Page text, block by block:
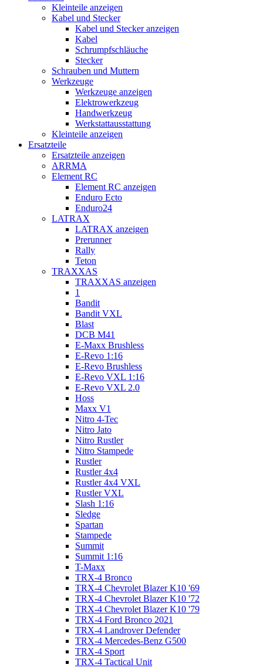
Kleinteile anzeigen
Kabel und Stecker
Kabel und Stecker anzeigen
Kabel
Schrumpfschläuche
Stecker
Schrauben und Muttern
Werkzeuge
Werkzeuge anzeigen
Elektrowerkzeug
Handwerkzeug
Werkstattausstattung
Kleinteile anzeigen
Ersatzteile
Ersatzteile anzeigen
ARRMA
Element RC
Element RC anzeigen
Enduro Ecto
Enduro24
LATRAX
LATRAX anzeigen
Prerunner
Rally
Teton
TRAXXAS
TRAXXAS anzeigen
1
Bandit
Bandit VXL
Blast
DCB M41
E-Maxx Brushless
E-Revo 1:16
E-Revo Brushless
E-Revo VXL 1:16
E-Revo VXL 2.0
Hoss
Maxx V1
Nitro 4-Tec
Nitro Jato
Nitro Rustler
Nitro Stampede
Rustler
Rustler 4x4
Rustler 4x4 VXL
Rustler VXL
Slash 1:16
Sledge
Spartan
Stampede
Summit
Summit 1:16
T-Maxx
TRX-4 Bronco
TRX-4 Chevrolet Blazer K10 '69
TRX-4 Chevrolet Blazer K10 '72
TRX-4 Chevrolet Blazer K10 '79
TRX-4 Ford Bronco 2021
TRX-4 Landrover Defender
TRX-4 Mercedes-Benz G500
TRX-4 Sport
TRX-4 Tactical Unit